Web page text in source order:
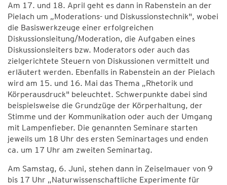
Am 17. und 18. April geht es dann in Rabenstein an der
Pielach um „Moderations- und Diskussionstechnik", wobei
die Basiswerkzeuge einer erfolgreichen
Diskussionsleitung/Moderation, die Aufgaben eines
Diskussionsleiters bzw. Moderators oder auch das
zielgerichtete Steuern von Diskussionen vermittelt und
erläutert werden. Ebenfalls in Rabenstein an der Pielach
wird am 15. und 16. Mai das Thema „Rhetorik und
Körperausdruck" beleuchtet. Schwerpunkte dabei sind
beispielsweise die Grundzüge der Körperhaltung, der
Stimme und der Kommunikation oder auch der Umgang
mit Lampenfieber. Die genannten Seminare starten
jeweils um 18 Uhr des ersten Seminartages und enden
ca. um 17 Uhr am zweiten Seminartag.
Am Samstag, 6. Juni, stehen dann in Zeiselmauer von 9
bis 17 Uhr „Naturwissenschaftliche Experimente für